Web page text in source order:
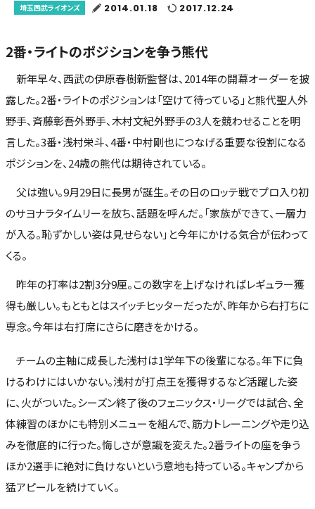
埼玉西武ライオンズ 2014.01.18 2017.12.24
2番・ライトのポジションを争う熊代
新年早々、西武の伊原春樹新監督は、2014年の開幕オーダーを披
露した。2番・ライトのポジションは「空けて待っている」と熊代聖人外
野手、斉藤彰吾外野手、木村文紀外野手の3人を競わせることを明
言した。3番・浅村栄斗、4番・中村剛也につなげる重要な役割になる
ポジションを、24歳の熊代は期待されている。
父は強い。9月29日に長男が誕生。その日のロッテ戦でプロ入り初
のサヨナラタイムリーを放ち、話題を呼んだ。「家族ができて、一層力
が入る。恥ずかしい姿は見せらない」と今年にかける気合が伝わって
くる。
昨年の打率は2割3分9厘。この数字を上げなければレギュラー獲
得も厳しい。もともとはスイッチヒッターだったが、昨年から右打ちに
専念。今年は右打席にさらに磨きをかける。
チームの主軸に成長した浅村は1学年下の後輩になる。年下に負
けるわけにはいかない。浅村が打点王を獲得するなど活躍した姿
に、火がついた。シーズン終了後のフェニックス・リーグでは試合、全
体練習のほかにも特別メニューを組んで、筋力トレーニングや走り込
みを徹底的に行った。悔しさが意識を変えた。2番ライトの座を争う
ほか2選手に絶対に負けないという意地も持っている。キャンプから
猛アピールを続けていく。